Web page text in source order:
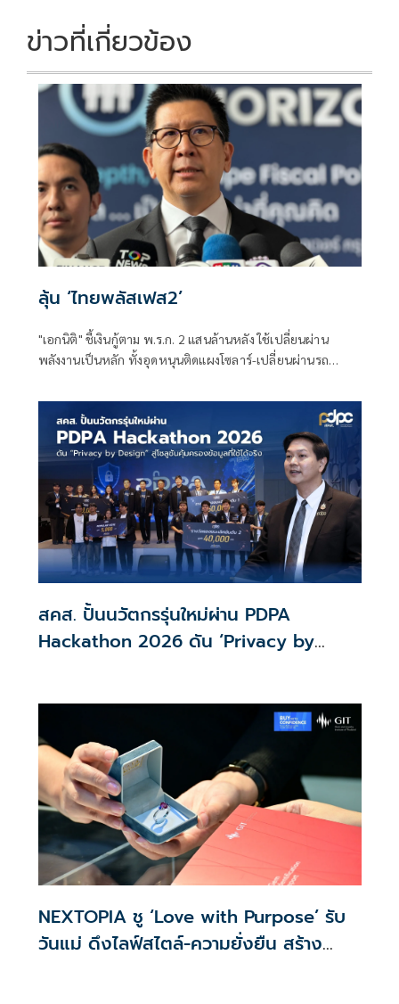
ข่าวที่เกี่ยวข้อง
ลุ้น ‘ไทยพลัสเฟส2’
"เอกนิติ" ชี้เงินกู้ตาม พ.ร.ก. 2 แสนล้านหลัง ใช้เปลี่ยนผ่าน
พลังงานเป็นหลัก ทั้งอุดหนุนติดแผงโซลาร์-เปลี่ยนผ่านรถ
พร้อมให้ใช้กับไทยเที่ยวไทยพลัส ส่วนไทยช่วยไทยพลัส เฟส 2
รอประเมินความเหมาะสม นายกฯ เผยจะพยายาม
สคส. ปั้นนวัตกรรุ่นใหม่ผ่าน PDPA
Hackathon 2026 ดัน ‘Privacy by
NEXTOPIA ชู ‘Love with Purpose’ รับ
วันแม่ ดึงไลฟ์สไตล์-ความยั่งยืน สร้าง